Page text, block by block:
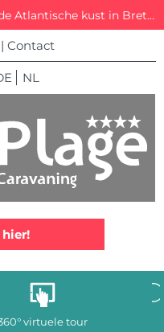
Een camping met zwembad aan de Atlantische kust in Bretagne
| Contact
NL
virtuele tour
hier!